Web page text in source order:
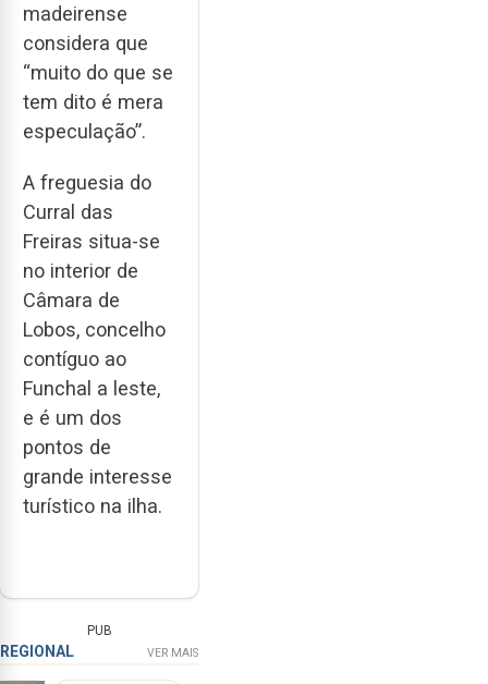
madeirense
considera que
“muito do que se
tem dito é mera
especulação”.
A freguesia do
Curral das
Freiras situa-se
no interior de
Câmara de
Lobos, concelho
contíguo ao
Funchal a leste,
e é um dos
pontos de
grande interesse
turístico na ilha.
PUB
REGIONAL VER MAIS